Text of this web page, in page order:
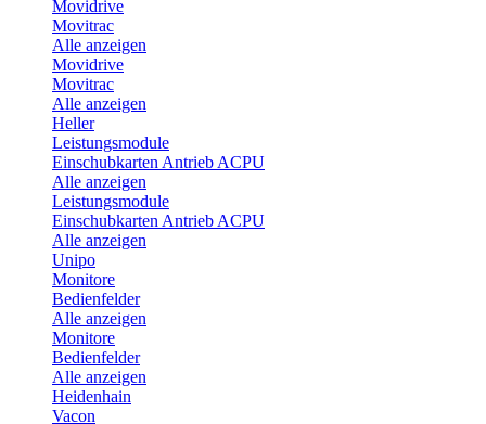
Movidrive
Movitrac
Alle anzeigen
Movidrive
Movitrac
Alle anzeigen
Heller
Leistungsmodule
Einschubkarten Antrieb ACPU
Alle anzeigen
Leistungsmodule
Einschubkarten Antrieb ACPU
Alle anzeigen
Unipo
Monitore
Bedienfelder
Alle anzeigen
Monitore
Bedienfelder
Alle anzeigen
Heidenhain
Vacon